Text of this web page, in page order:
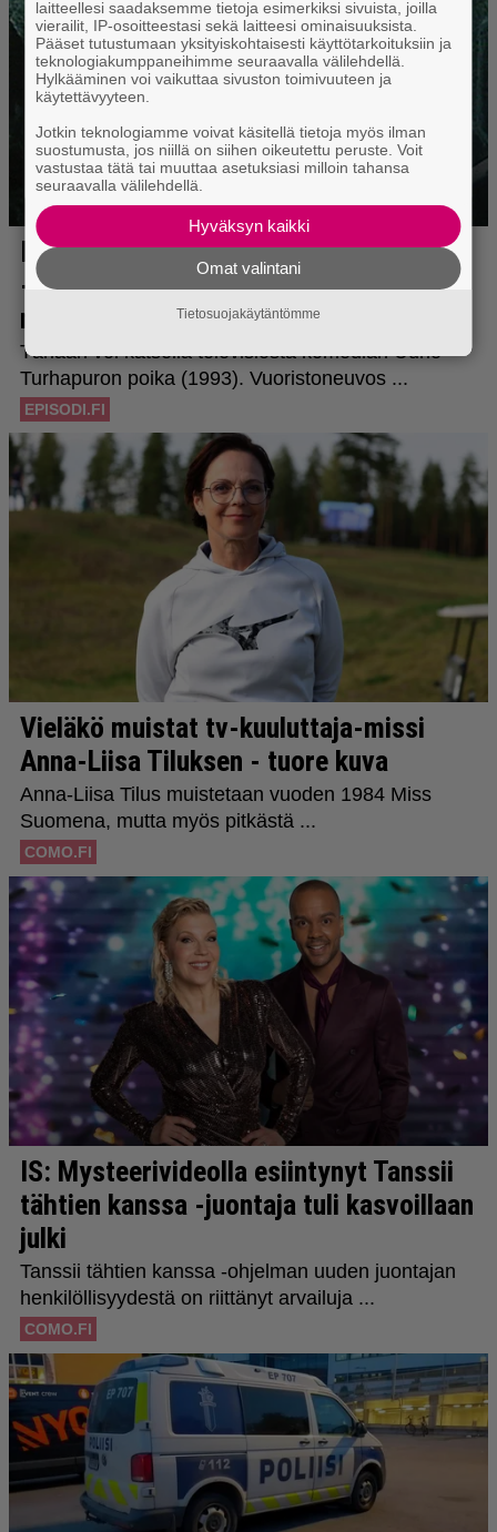
laitteellesi saadaksemme tietoja esimerkiksi sivuista, joilla
vierailit, IP-osoitteestasi sekä laitteesi ominaisuuksista.
Pääset tutustumaan yksityiskohtaisesti käyttötarkoituksiin ja
teknologiakumppaneihimme seuraavalla välilehdellä.
Hylkääminen voi vaikuttaa sivuston toimivuuteen ja
käytettävyyteen.
Jotkin teknologiamme voivat käsitellä tietoja myös ilman
suostumusta, jos niillä on siihen oikeutettu peruste. Voit
vastustaa tätä tai muuttaa asetuksiasi milloin tahansa
seuraavalla välilehdellä.
Hyväksyn kaikki
Omat valintani
Tietosuojakäytäntömme